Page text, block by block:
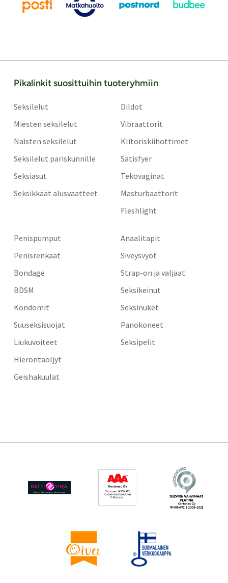
Pikalinkit suosittuihin tuoteryhmiin
Seksilelut
Miesten seksilelut
Naisten seksilelut
Seksilelut pariskunnille
Seksiasut
Seksikkäät alusvaatteet
Dildot
Vibraattorit
Klitoriskiihottimet
Satisfyer
Tekovaginat
Masturbaattorit
Fleshlight
Penispumput
Penisrenkaat
Bondage
BDSM
Kondomit
Suuseksisuojat
Liukuvoiteet
Hierontaöljyt
Geishakuulat
Anaalitapit
Siveysvyöt
Strap-on ja valjaat
Seksikeinut
Seksinuket
Panokoneet
Seksipelit